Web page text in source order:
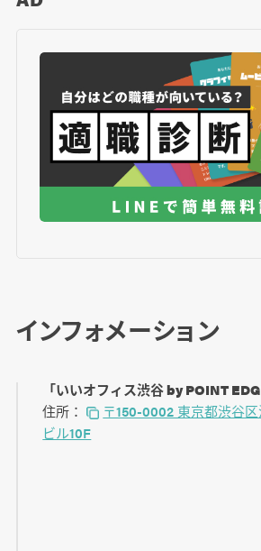
インフォメーション
「いいオフィス渋谷 by POINT
住所：
〒150-0002 東京都渋谷
ビル10F